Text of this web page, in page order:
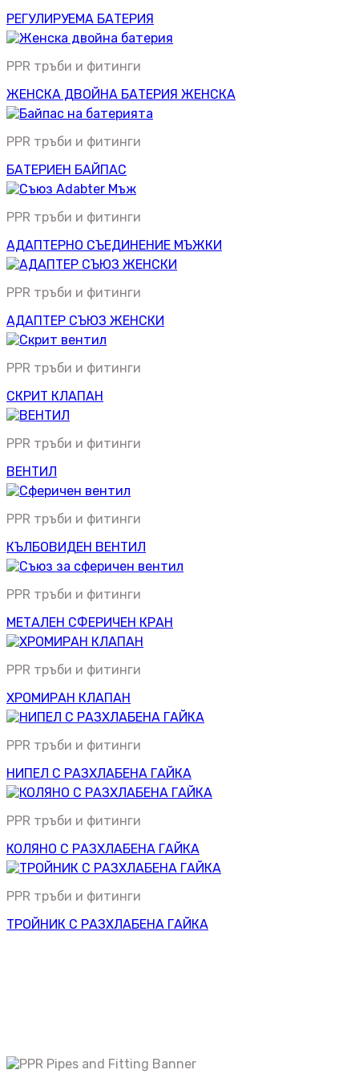
РЕГУЛИРУЕМА БАТЕРИЯ
PPR тръби и фитинги
ЖЕНСКА ДВОЙНА БАТЕРИЯ ЖЕНСКА
PPR тръби и фитинги
БАТЕРИЕН БАЙПАС
PPR тръби и фитинги
АДАПТЕРНО СЪЕДИНЕНИЕ МЪЖКИ
PPR тръби и фитинги
АДАПТЕР СЪЮЗ ЖЕНСКИ
PPR тръби и фитинги
СКРИТ КЛАПАН
PPR тръби и фитинги
ВЕНТИЛ
PPR тръби и фитинги
КЪЛБОВИДЕН ВЕНТИЛ
PPR тръби и фитинги
МЕТАЛЕН СФЕРИЧЕН КРАН
PPR тръби и фитинги
ХРОМИРАН КЛАПАН
PPR тръби и фитинги
НИПЕЛ С РАЗХЛАБЕНА ГАЙКА
PPR тръби и фитинги
КОЛЯНО С РАЗХЛАБЕНА ГАЙКА
PPR тръби и фитинги
ТРОЙНИК С РАЗХЛАБЕНА ГАЙКА